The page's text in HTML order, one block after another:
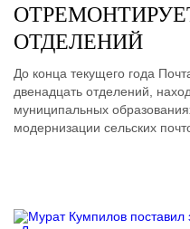
ОТДЕЛЕНИЙ
До конца текущего года
двенадцать отделений,
муниципальных
модернизации сельских